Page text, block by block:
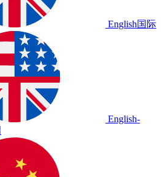
English国际
English-